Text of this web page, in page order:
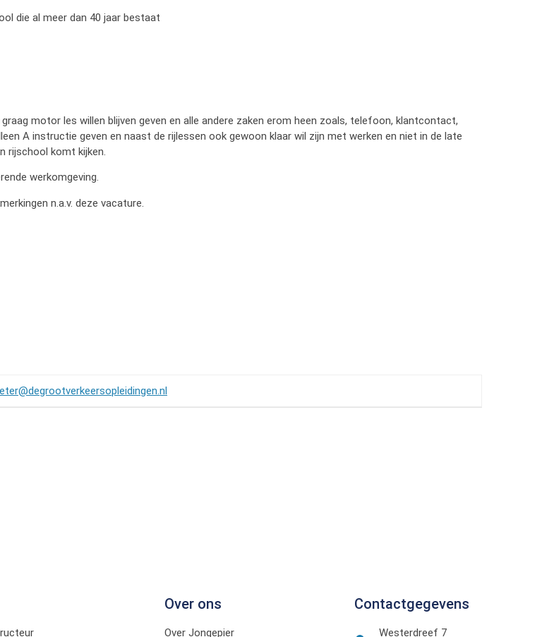
die al meer dan 40 jaar bestaat
motor les willen blijven geven en alle andere zaken erom heen zoals, telefoon, klantcontact,
A instructie geven en naast de rijlessen ook gewoon klaar wil zijn met werken en niet in de late
rijschool komt kijken.
werkomgeving.
n.a.v. deze vacature.
Over ons
Over Jongepier
Contactgegevens
Westerdreef 7